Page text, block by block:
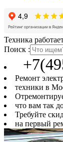
Техника
Поиск :
Ремонт
техники в
что вам так
Требуйте
на первый